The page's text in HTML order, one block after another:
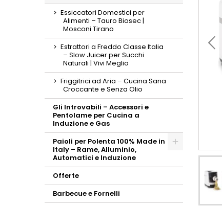
Essiccatori Domestici per
Alimenti – Tauro Biosec |
Mosconi Tirano
Estrattori a Freddo Classe Italia
– Slow Juicer per Succhi
Naturali | Vivi Meglio
Friggitrici ad Aria – Cucina Sana
Croccante e Senza Olio
Gli Introvabili – Accessori e
Pentolame per Cucina a
Induzione e Gas
Paioli per Polenta 100% Made in
Italy – Rame, Alluminio,
Automatici e Induzione
Offerte
Barbecue e Fornelli